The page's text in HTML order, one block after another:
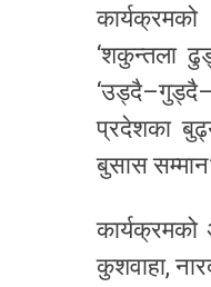
कार्यक्रमको
‘शकुन्तला
प्रदेशका
बुसास
कार्यक्रमको
कुशवाहा,